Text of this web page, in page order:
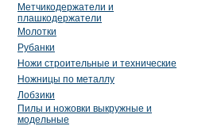
Метчикодержатели и
плашкодержатели
Молотки
Рубанки
Ножи строительные и технические
Ножницы по металлу
Лобзики
Пилы и ножовки выкружные и
модельные